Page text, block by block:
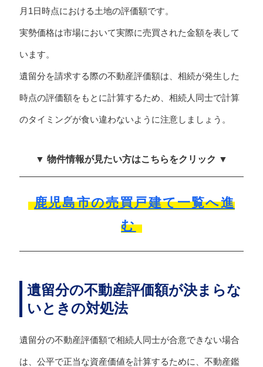
月1日時点における土地の評価額です。
実勢価格は市場において実際に売買された金額を表して
います。
遺留分を請求する際の不動産評価額は、相続が発生した
時点の評価額をもとに計算するため、相続人同士で計算
のタイミングが食い違わないように注意しましょう。
▼ 物件情報が見たい方はこちらをクリック ▼
鹿児島市の売買戸建て一覧へ進
む
遺留分の不動産評価額が決まらな
いときの対処法
遺留分の不動産評価額で相続人同士が合意できない場合
は、公平で正当な資産価値を計算するために、不動産鑑